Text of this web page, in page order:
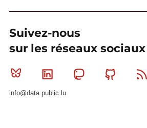
Suivez-nous
sur les réseaux sociaux
Bluesky Linkedin MastodonGithub
info@data.public.lu